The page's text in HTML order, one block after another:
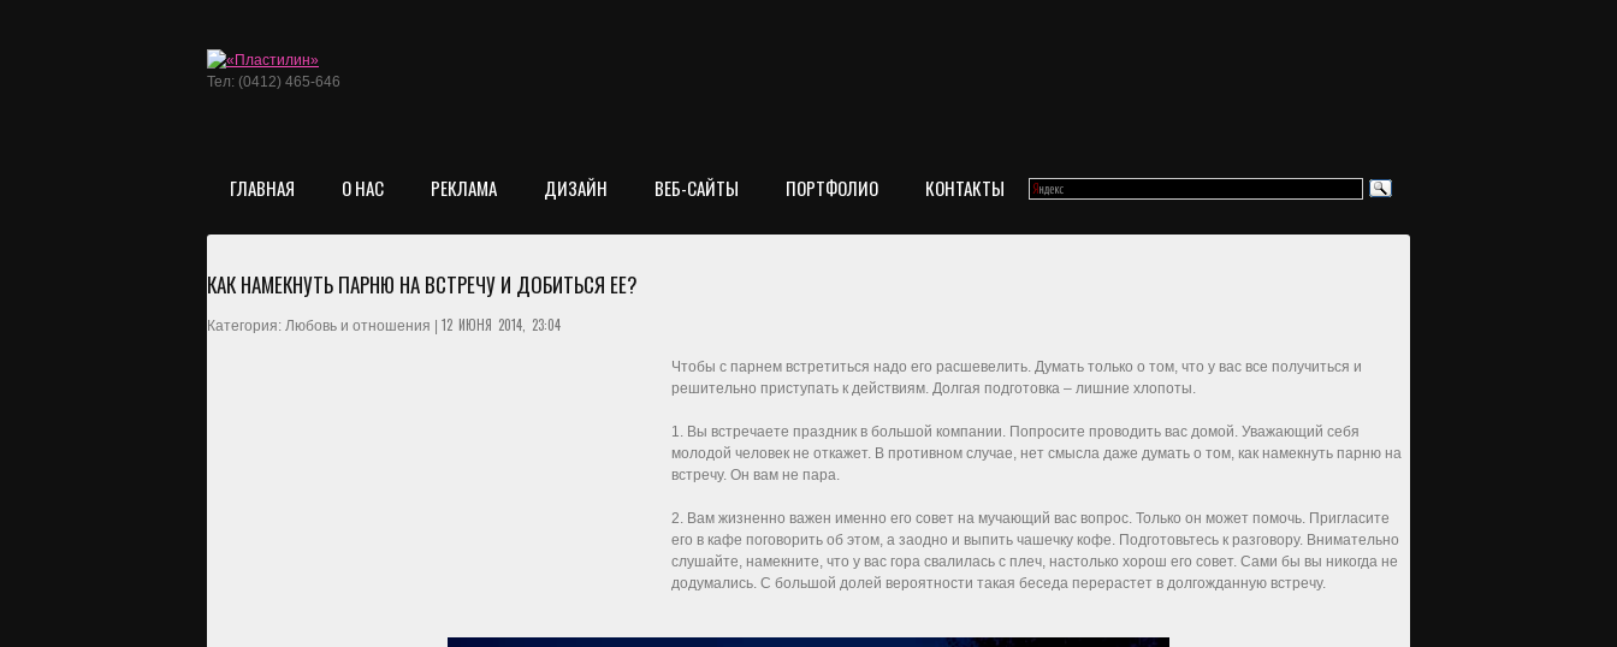
Тел: (0412) 465-646
ГЛАВНАЯ О НАС РЕКЛАМА ДИЗАЙН ВЕБ-САЙТЫ ПОРТФОЛИО КОНТАКТЫ
КАК НАМЕКНУТЬ ПАРНЮ НА ВСТРЕЧУ И ДОБИТЬСЯ ЕЕ?
Категория: Любовь и отношения | 12 ИЮНЯ 2014, 23:04
Чтобы с парнем встретиться надо его расшевелить. Думать только о том, что у вас все получиться и
решительно приступать к действиям. Долгая подготовка – лишние хлопоты.
1. Вы встречаете праздник в большой компании. Попросите проводить вас домой. Уважающий себя
молодой человек не откажет. В противном случае, нет смысла даже думать о том, как намекнуть парню на
встречу. Он вам не пара.
2. Вам жизненно важен именно его совет на мучающий вас вопрос. Только он может помочь. Пригласите
его в кафе поговорить об этом, а заодно и выпить чашечку кофе. Подготовьтесь к разговору. Внимательно
слушайте, намекните, что у вас гора свалилась с плеч, настолько хорош его совет. Сами бы вы никогда не
додумались. С большой долей вероятности такая беседа перерастет в долгожданную встречу.